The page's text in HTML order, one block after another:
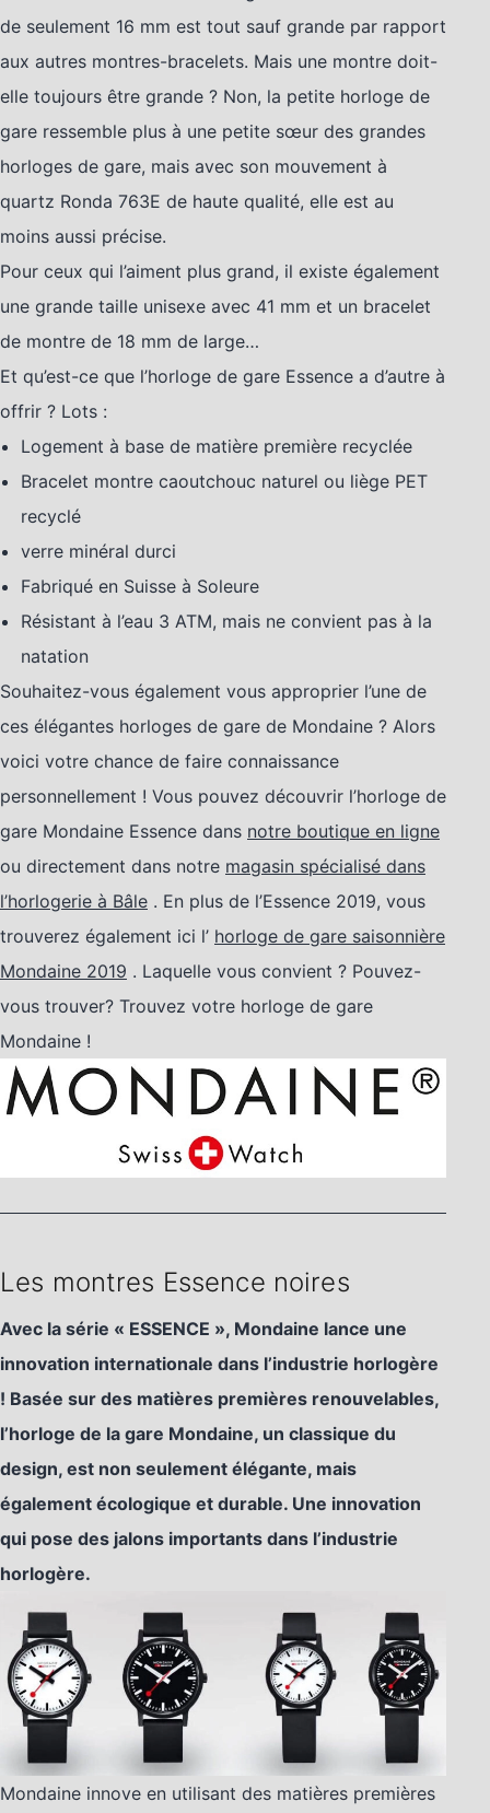
de seulement 16 mm est tout sauf grande par rapport
aux autres montres-bracelets. Mais une montre doit-
elle toujours être grande ? Non, la petite horloge de
gare ressemble plus à une petite sœur des grandes
horloges de gare, mais avec son mouvement à
quartz Ronda 763E de haute qualité, elle est au
moins aussi précise.
Pour ceux qui l’aiment plus grand, il existe également
une grande taille unisexe avec 41 mm et un bracelet
de montre de 18 mm de large…
Et qu’est-ce que l’horloge de gare Essence a d’autre à
offrir ? Lots :
Logement à base de matière première recyclée
Bracelet montre caoutchouc naturel ou liège PET
recyclé
verre minéral durci
Fabriqué en Suisse à Soleure
Résistant à l’eau 3 ATM, mais ne convient pas à la
natation
Souhaitez-vous également vous approprier l’une de
ces élégantes horloges de gare de Mondaine ? Alors
voici votre chance de faire connaissance
personnellement ! Vous pouvez découvrir l’horloge de
gare Mondaine Essence dans notre boutique en ligne
ou directement dans notre magasin spécialisé dans
l’horlogerie à Bâle . En plus de l’Essence 2019, vous
trouverez également ici l’ horloge de gare saisonnière
Mondaine 2019 . Laquelle vous convient ? Pouvez-
vous trouver? Trouvez votre horloge de gare
Mondaine !
Les montres Essence noires
Avec la série « ESSENCE », Mondaine lance une
innovation internationale dans l’industrie horlogère
! Basée sur des matières premières renouvelables,
l’horloge de la gare Mondaine, un classique du
design, est non seulement élégante, mais
également écologique et durable. Une innovation
qui pose des jalons importants dans l’industrie
horlogère.
Mondaine innove en utilisant des matières premières